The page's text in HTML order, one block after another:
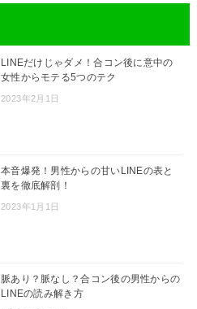
LINEだけじゃダメ！合コン後に意中の
女性からモテる5つのテク
2023年2月1日
本音爆発！男性からの甘いLINEの表と
裏を徹底解剖！
2023年1月1日
脈あり？脈なし？合コン後の男性からの
LINEの読み解き方